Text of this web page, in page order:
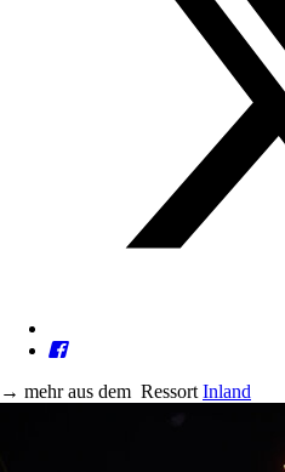
→ mehr aus dem Ressort Inland